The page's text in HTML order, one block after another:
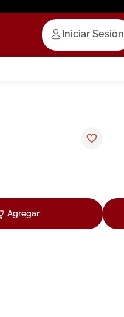
Iniciar Sesión
Agregar